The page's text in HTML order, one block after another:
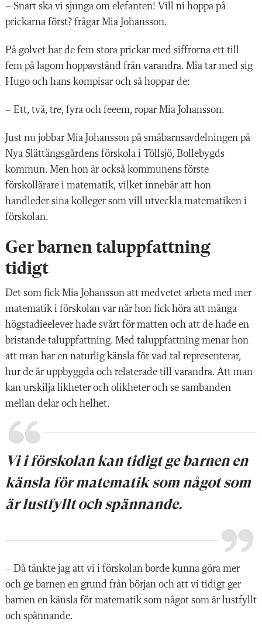
– Snart ska vi sjunga om elefanten! Vill ni hoppa på
prickarna först? frågar Mia Johansson.
På golvet har de fem stora prickar med siffrorna ett till
fem på lagom hoppavstånd från varandra. Mia tar med sig
Hugo och hans kompisar och så hoppar de:
– Ett, två, tre, fyra och feeem, ropar Mia Johansson.
Just nu jobbar Mia Johansson på småbarnsavdelningen på
Nya Slättängsgårdens förskola i Töllsjö, Bollebygds
kommun. Men hon är också kommunens förste
förskollärare i matematik, vilket innebär att hon
handleder sina kolleger som vill utveckla matematiken i
förskolan.
Ger barnen taluppfattning
tidigt
Det som fick Mia Johansson att medvetet arbeta med mer
matematik i förskolan var när hon fick höra att många
högstadieelever hade svårt för matten och att de hade en
bristande taluppfattning. Med taluppfattning menar hon
att man har en naturlig känsla för vad tal representerar,
hur de är uppbyggda och relaterade till varandra. Att man
kan urskilja likheter och olikheter och se sambanden
mellan delar och helhet.
Vi i förskolan kan tidigt ge barnen en
känsla för matematik som något som
är lustfyllt och spännande.
– Då tänkte jag att vi i förskolan borde kunna göra mer
och ge barnen en grund från början och att vi tidigt ger
barnen en känsla för matematik som något som är lustfyllt
och spännande.